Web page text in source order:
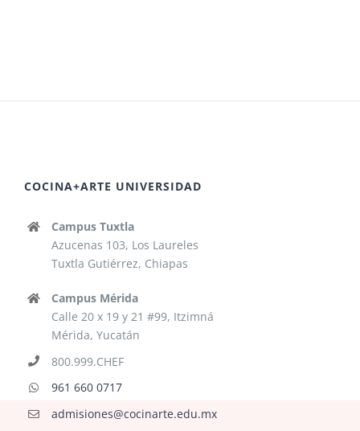
COCINA+ARTE UNIVERSIDAD
Campus Tuxtla
Azucenas 103, Los Laureles
Tuxtla Gutiérrez, Chiapas
Campus Mérida
Calle 20 x 19 y 21 #99, Itzimná
Mérida, Yucatán
800.999.CHEF
961 660 0717
admisiones@cocinarte.edu.mx